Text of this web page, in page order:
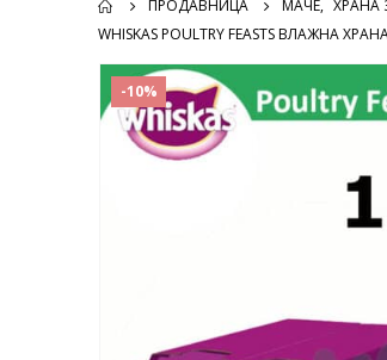
ПРОДАВНИЦА МАЧЕ, ХРАНА
WHISKAS POULTRY FEASTS ВЛАЖНА
-10%